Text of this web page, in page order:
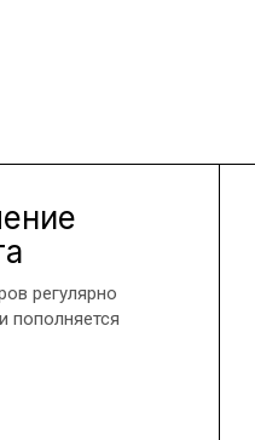
регулярно
пополняется